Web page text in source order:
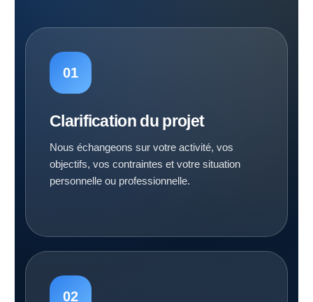
Clarification du projet
Nous échangeons sur votre activité, vos
objectifs, vos contraintes et votre situation
personnelle ou professionnelle.